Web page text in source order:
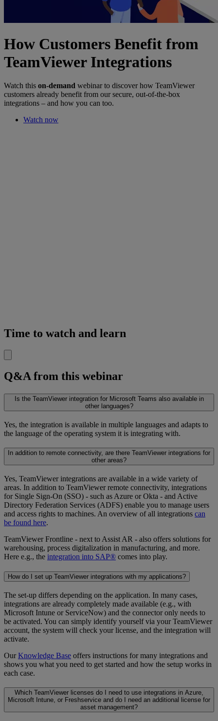
How Customers Benefit from
TeamViewer Integrations
Watch this on-demand webinar to discover how TeamViewer
customers already benefit from our secure, out-of-the-box
integrations – and how you can too.
Watch now
Time to watch and learn
Q&A from this webinar
Is the TeamViewer integration for Microsoft Teams also available in
other languages?
Yes, the integration is available in multiple languages and adapts to
the language of the operating system it is integrating with.
In addition to remote connectivity, are there TeamViewer integrations for
other areas?
Yes, TeamViewer integrations are available in a wide variety of
areas. In addition to TeamViewer remote connectivity, integrations
for Single Sign-On (SSO) - such as Azure or Okta - and Active
Directory Federation Services (ADFS) enable you to manage users
and access rights to machines. An overview of all integrations can
be found here.
TeamViewer Frontline - next to Assist AR - also offers solutions for
warehousing, process digitalization in manufacturing, and more.
Here e.g., the integration into SAP® comes into play.
How do I set up TeamViewer integrations with my applications?
The set-up differs depending on the application. In many cases,
integrations are already completely made available (e.g., with
Microsoft Intune or ServiceNow) and the connector only needs to
be activated. You can simply identify yourself via your TeamViewer
account, the system will check your license, and the integration will
activate.
OurKnowledge Base offers instructions for many integrations and
shows you what you need to get started and how the setup works in
each case.
Which TeamViewer licenses do I need to use integrations in Azure,
Microsoft Intune, or Freshservice and do I need an additional license for
asset management?